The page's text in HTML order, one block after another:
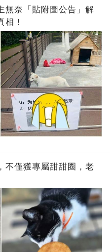
無奈「貼附圖公告」解
！
不僅獲專屬甜甜圈，老